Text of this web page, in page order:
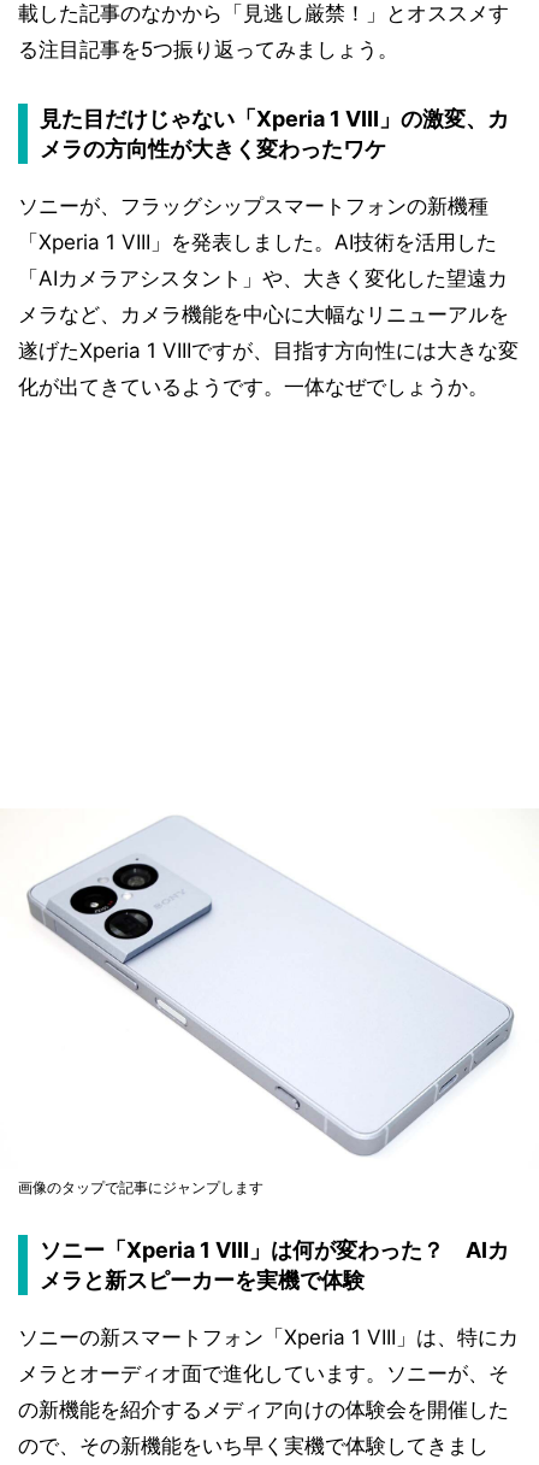
載した記事のなかから「見逃し厳禁！」とオススメす
る注目記事を5つ振り返ってみましょう。
見た目だけじゃない「Xperia 1 VIII」の激変、カ
メラの方向性が大きく変わったワケ
ソニーが、フラッグシップスマートフォンの新機種
「Xperia 1 VIII」を発表しました。AI技術を活用した
「AIカメラアシスタント」や、大きく変化した望遠カ
メラなど、カメラ機能を中心に大幅なリニューアルを
遂げたXperia 1 VIIIですが、目指す方向性には大きな変
化が出てきているようです。一体なぜでしょうか。
画像のタップで記事にジャンプします
ソニー「Xperia 1 VIII」は何が変わった？ AIカ
メラと新スピーカーを実機で体験
ソニーの新スマートフォン「Xperia 1 VIII」は、特にカ
メラとオーディオ面で進化しています。ソニーが、そ
の新機能を紹介するメディア向けの体験会を開催した
ので、その新機能をいち早く実機で体験してきまし